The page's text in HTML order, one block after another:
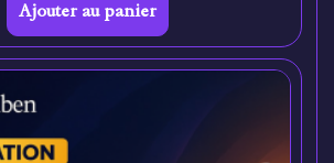
Ajouter au panier